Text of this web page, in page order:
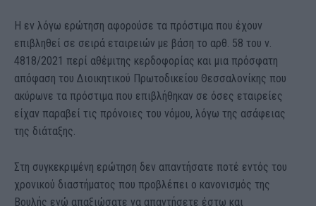
Η εν λόγω ερώτηση αφορούσε τα πρόστιμα που έχουν
επιβληθεί σε σειρά εταιρειών με βάση το αρθ. 58 του ν.
4818/2021 περί αθέμιτης κερδοφορίας και μια πρόσφατη
απόφαση του Διοικητικού Πρωτοδικείου Θεσσαλονίκης που
ακύρωνε τα πρόστιμα που επιβλήθηκαν σε όσες εταιρείες
είχαν παραβεί τις πρόνοιες του νόμου, λόγω της ασάφειας
της διάταξης.
Στη συγκεκριμένη ερώτηση δεν απαντήσατε ποτέ εντός του
χρονικού διαστήματος που προβλέπει ο κανονισμός της
Βουλής ενώ απαξιώσατε να απαντήσετε έστω και